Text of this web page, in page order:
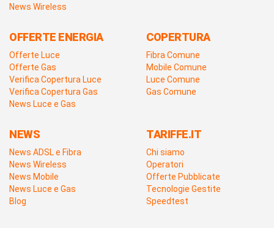
News Wireless
OFFERTE ENERGIA
Offerte Luce
Offerte Gas
Verifica Copertura Luce
Verifica Copertura Gas
News Luce e Gas
COPERTURA
Fibra Comune
Mobile Comune
Luce Comune
Gas Comune
NEWS
News ADSL e Fibra
News Wireless
News Mobile
News Luce e Gas
Blog
TARIFFE.IT
Chi siamo
Operatori
Offerte Pubblicate
Tecnologie Gestite
Speedtest